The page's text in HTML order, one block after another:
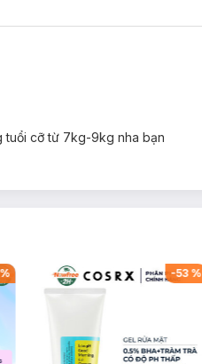
tuổi cỡ từ 7kg-9kg nha bạn
-53%